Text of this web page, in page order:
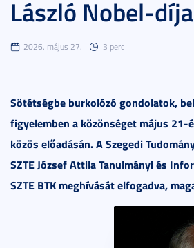
László Nobel-
2026. május 27. 3 perc
Sötétségbe burkolózó gondolatok,
figyelemben a közönséget május 21-
közös előadásán. A Szegedi
SZTE József Attila Tanulmányi és
SZTE BTK meghívását elfogadva,